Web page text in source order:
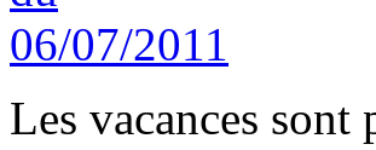
Les vacances